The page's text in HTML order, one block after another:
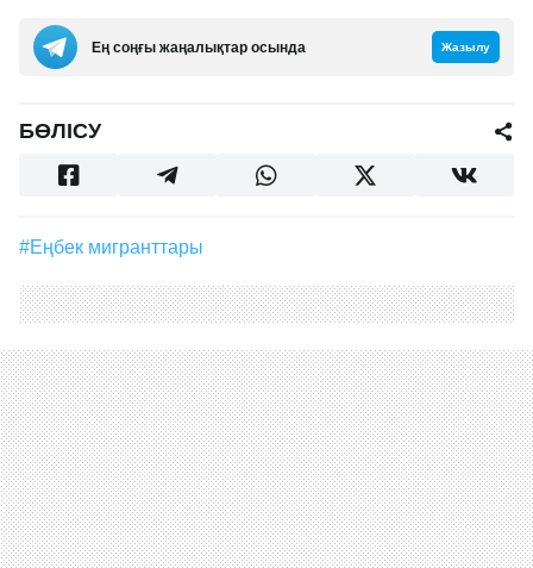
Ең соңғы жаңалықтар осында Жазылу
БӨЛІСУ
#еңбек мигранттары